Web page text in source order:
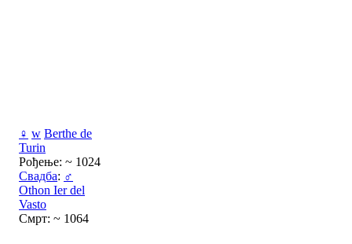
♀ w Berthe de
Turin
Рођење: ~ 1024
Свадба: ♂
Othon Ier del
Vasto
Смрт: ~ 1064